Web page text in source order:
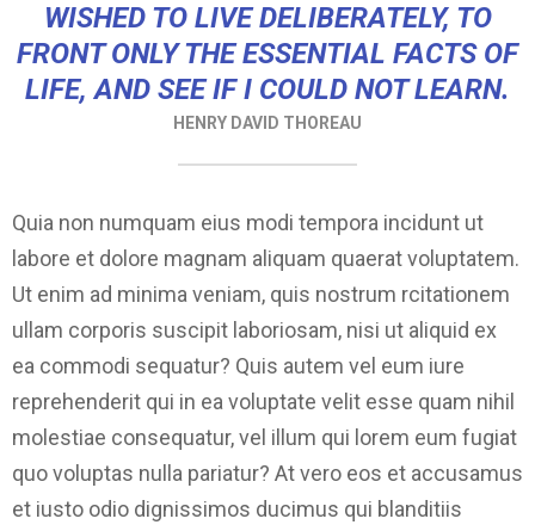
WISHED TO LIVE DELIBERATELY, TO
FRONT ONLY THE ESSENTIAL FACTS OF
LIFE, AND SEE IF I COULD NOT LEARN.
HENRY DAVID THOREAU
Quia non numquam eius modi tempora incidunt ut
labore et dolore magnam aliquam quaerat voluptatem.
Ut enim ad minima veniam, quis nostrum rcitationem
ullam corporis suscipit laboriosam, nisi ut aliquid ex
ea commodi sequatur? Quis autem vel eum iure
reprehenderit qui in ea voluptate velit esse quam nihil
molestiae consequatur, vel illum qui lorem eum fugiat
quo voluptas nulla pariatur? At vero eos et accusamus
et iusto odio dignissimos ducimus qui blanditiis